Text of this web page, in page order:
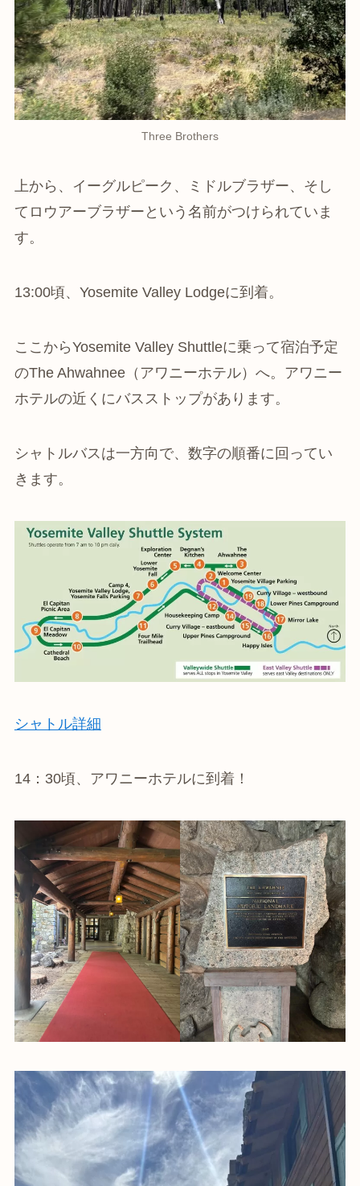
Three Brothers
上から、イーグルピーク、ミドルブラザー、そし
てロウアーブラザーという名前がつけられていま
す。
13:00頃、Yosemite Valley Lodgeに到着。
ここからYosemite Valley Shuttleに乗って宿泊予定
のThe Ahwahnee（アワニーホテル）へ。アワニー
ホテルの近くにバスストップがあります。
シャトルバスは一方向で、数字の順番に回ってい
きます。
シャトル詳細
14：30頃、アワニーホテルに到着！